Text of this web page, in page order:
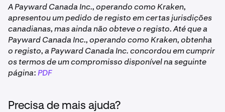
A Payward Canada Inc., operando como Kraken,
apresentou um pedido de registo em certas jurisdições
canadianas, mas ainda não obteve o registo. Até que a
Payward Canada Inc., operando como Kraken, obtenha
o registo, a Payward Canada Inc. concordou em cumprir
os termos de um compromisso disponível na seguinte
página: PDF
Precisa de mais ajuda?